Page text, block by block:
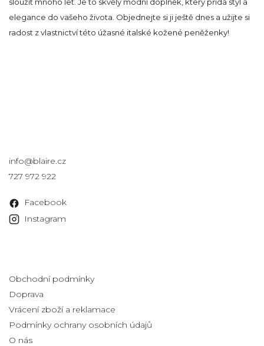
sloužit mnoho let. Je to skvělý módní doplněk, který přidá styl a
elegance do vašeho života. Objednejte si ji ještě dnes a užijte si
radost z vlastnictví této úžasné italské kožené peněženky!
info@blaire.cz
727 972 922
Facebook
Instagram
Obchodní podmínky
Doprava
Vrácení zboží a reklamace
Podmínky ochrany osobních údajů
O nás